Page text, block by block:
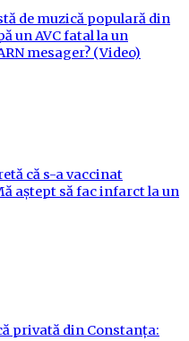
de muzică populară din
un AVC fatal la un
mesager? (Video)
că s-a vaccinat
aștept să fac infarct la un
privată din Constanța: